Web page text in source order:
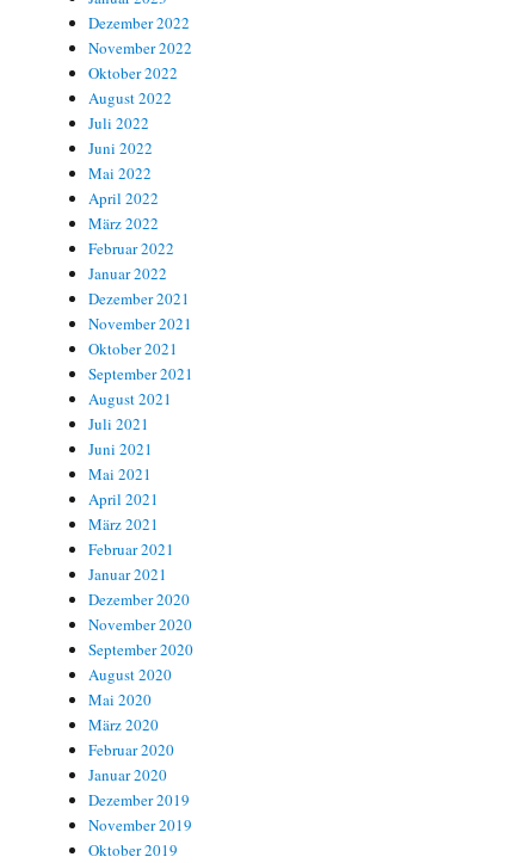
Dezember 2022
November 2022
Oktober 2022
August 2022
Juli 2022
Juni 2022
Mai 2022
April 2022
März 2022
Februar 2022
Januar 2022
Dezember 2021
November 2021
Oktober 2021
September 2021
August 2021
Juli 2021
Juni 2021
Mai 2021
April 2021
März 2021
Februar 2021
Januar 2021
Dezember 2020
November 2020
September 2020
August 2020
Mai 2020
März 2020
Februar 2020
Januar 2020
Dezember 2019
November 2019
Oktober 2019